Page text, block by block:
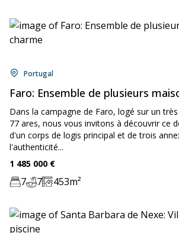
Location:
Portugal
Faro: Ensemble de plusieurs
Dans la campagne de Faro, logé sur un
77 ares, nous vous invitons à découvrir ce
d'un corps de logis principal et de trois
l'authenticité...
Price:
1 485 000 €
Chambre:
7Bathrooms:
7Zone:
453m²